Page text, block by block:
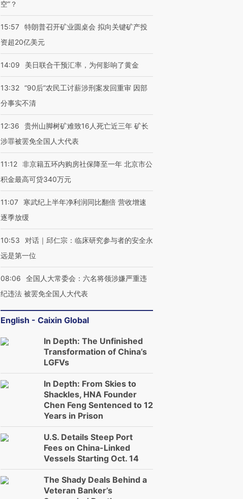
空”？
15:57 特朗普召开矿业圆桌会 拟向关键矿产投
资超20亿美元
14:09 美日联合干预汇率，为何影响了黄金
13:32 “90后”农民工讨薪涉刑案发回重审 因部
分事实不清
12:36
贵州山脚树矿难致16人死亡近三年 矿长
涉罪被罢免全国人大代表
11:12 非京籍五环内购房社保降至一年 北京市公
积金最高可贷340万元
11:07
寒武纪上半年净利润同比翻倍 营收增速
逐季放缓
10:53
对话｜邱仁宗：临床研究参与者的安全永
远是第一位
08:06
全国人大常委会：六名将领涉嫌严重违
纪违法 被罢免全国人大代表
English - Caixin Global
In Depth: The Unfinished
Transformation of China’s
LGFVs
In Depth: From Skies to
Shackles, HNA Founder
Chen Feng Sentenced to 12
Years in Prison
U.S. Details Steep Port
Fees on China-Linked
Vessels Starting Oct. 14
The Shady Deals Behind a
Veteran Banker’s